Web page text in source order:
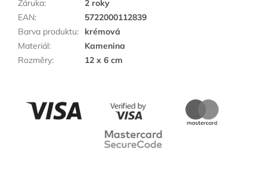
Záruka:
2 roky
EAN:
5722000112839
Barva produktu:
krémová
Materiál:
Kamenina
Rozměry: 12 x 6 cm